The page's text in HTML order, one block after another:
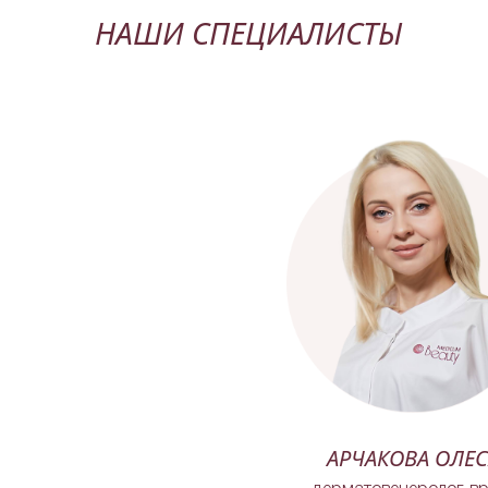
НАШИ СПЕЦИАЛИСТЫ
АРЧАКОВА